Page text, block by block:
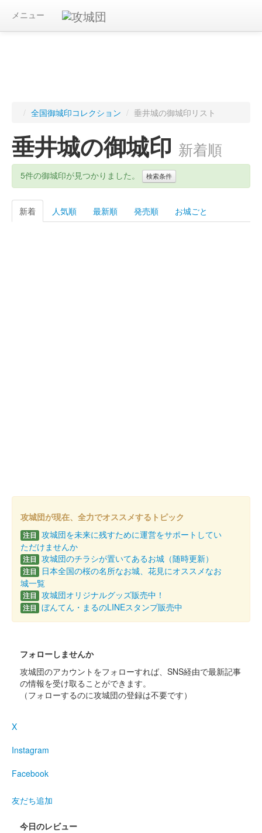
メニュー
/ 全国御城印コレクション / 垂井城の御城印リスト
垂井城の御城印 新着順
5件の御城印が見つかりました。 検索条件
キーワード
除外する
現地販売以外を除外
EC販売のみを除外
販売終了を除外
非売品を除外
セット販売のみを除外
検索する
新着 人気順 最新順 発売順 お城ごと
攻城団が現在、全力でオススメするトピック
注目 攻城団を未来に残すために運営をサポートしてい
ただけませんか
注目 攻城団のチラシが置いてあるお城（随時更新）
注目
日本全国の桜の名所なお城、花見にオススメなお
城一覧
注目 攻城団オリジナルグッズ販売中！
注目 ぼんてん・まるのLINEスタンプ販売中
フォローしませんか
攻城団のアカウントをフォローすれば、SNS経由で最新記事
の情報を受け取ることができます。
（フォローするのに攻城団の登録は不要です）
X
Instagram
Facebook
友だち追加
今日のレビュー